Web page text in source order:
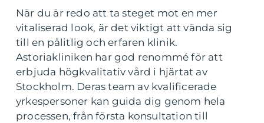
När du är redo att ta steget mot en mer
vitaliserad look, är det viktigt att vända sig
till en pålitlig och erfaren klinik.
Astoriakliniken har god renommé för att
erbjuda högkvalitativ vård i hjärtat av
Stockholm. Deras team av kvalificerade
yrkespersoner kan guida dig genom hela
processen, från första konsultation till